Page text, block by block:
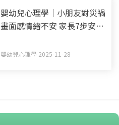
嬰幼兒心理學｜小朋友對災禍
畫面感情緒不安 家長7步安撫
嬰幼兒心理學 2025-11-28